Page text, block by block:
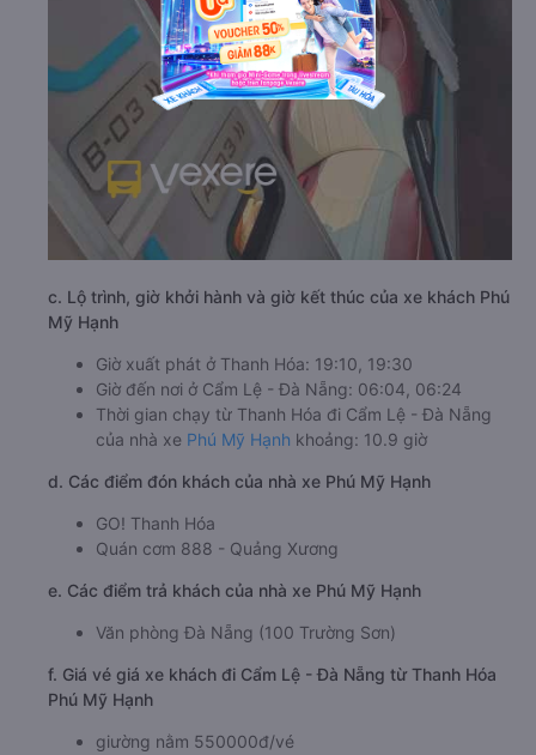
c. Lộ trình, giờ khởi hành và giờ kết thúc của xe khách Phú
Mỹ Hạnh
Giờ xuất phát ở Thanh Hóa: 19:10, 19:30
Giờ đến nơi ở Cẩm Lệ - Đà Nẵng: 06:04, 06:24
Thời gian chạy từ Thanh Hóa đi Cẩm Lệ - Đà Nẵng
của nhà xe Phú Mỹ Hạnh khoảng: 10.9 giờ
d. Các điểm đón khách của nhà xe Phú Mỹ Hạnh
GO! Thanh Hóa
Quán cơm 888 - Quảng Xương
e. Các điểm trả khách của nhà xe Phú Mỹ Hạnh
Văn phòng Đà Nẵng (100 Trường Sơn)
f. Giá vé giá xe khách đi Cẩm Lệ - Đà Nẵng từ Thanh Hóa
Phú Mỹ Hạnh
giường nằm 550000đ/vé